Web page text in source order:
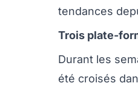
tendances
Trois plate-
Durant les
été croisés